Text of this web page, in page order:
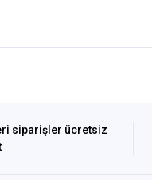
siparişler ücretsiz